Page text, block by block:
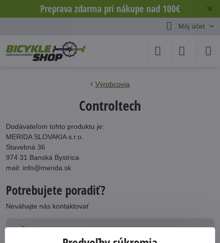
✕
Preprava zdarma pri nákupe nad 100€
Môj účet
Výrobcovia
Controltech
Dodávateľom tohto produktu je:
MERIDA SLOVAKIA s.r.o.
Stavebná 36
974 31 Banská Bystrica
mail: info@merida.sk
Potrebujete poradiť?
Neváhajte nás kontaktovať